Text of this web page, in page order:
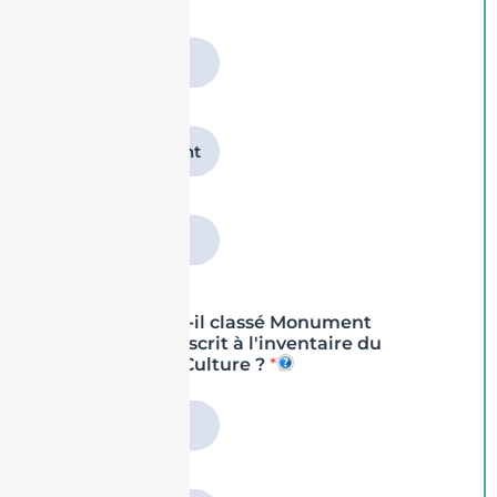
Un appartement
Le bâtiment est-il classé Monument
Historique ou inscrit à l'inventaire du
Ministère de la Culture ? *